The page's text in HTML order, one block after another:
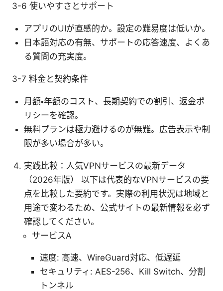
3-6 使いやすさとサポート
アプリのUIが直感的か。設定の難易度は低いか。
日本語対応の有無、サポートの応答速度、よくあ
る質問の充実度。
3-7 料金と契約条件
月額・年額のコスト、長期契約での割引、返金ポ
リシーを確認。
無料プランは極力避けるのが無難。広告表示や制
限が多い場合が多い。
実践比較：人気VPNサービスの最新データ
（2026年版） 以下は代表的なVPNサービスの要
点を比較した要約です。実際の利用状況は地域と
用途で変わるため、公式サイトの最新情報を必ず
確認してください。
サービスA
速度: 高速、WireGuard対応、低遅延
セキュリティ: AES-256、Kill Switch、分割
トンネル